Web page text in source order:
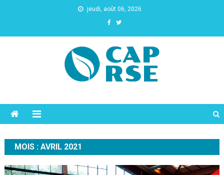
jeudi, août 06, 2026
MOIS : AVRIL 2021